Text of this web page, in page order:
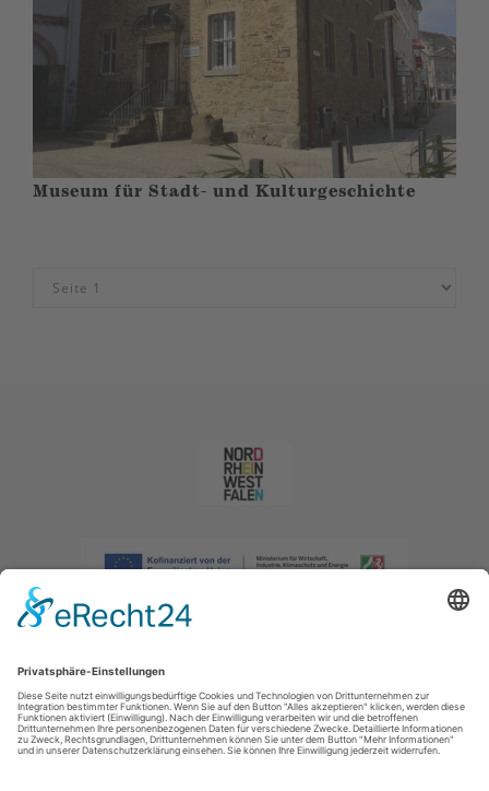
Museum für Stadt- und Kulturgeschichte
Impressum|Datenschutzerklärung|Barrierefreiheitserklärung